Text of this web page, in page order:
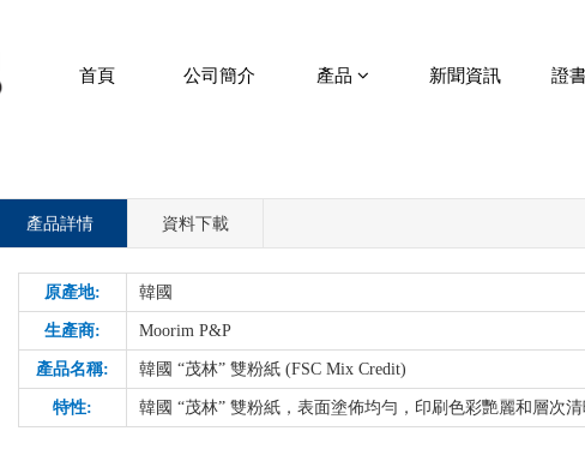
首頁 公司簡介 產品 新聞資訊 證
產品詳情 資料下載
原產地: 韓國
生產商: Moorim P&P
產品名稱: 韓國 “茂林” 雙粉紙 (FSC Mix Credit)
特性: 韓國 “茂林” 雙粉紙，表面塗佈均勻，印刷色彩艷麗和層次清